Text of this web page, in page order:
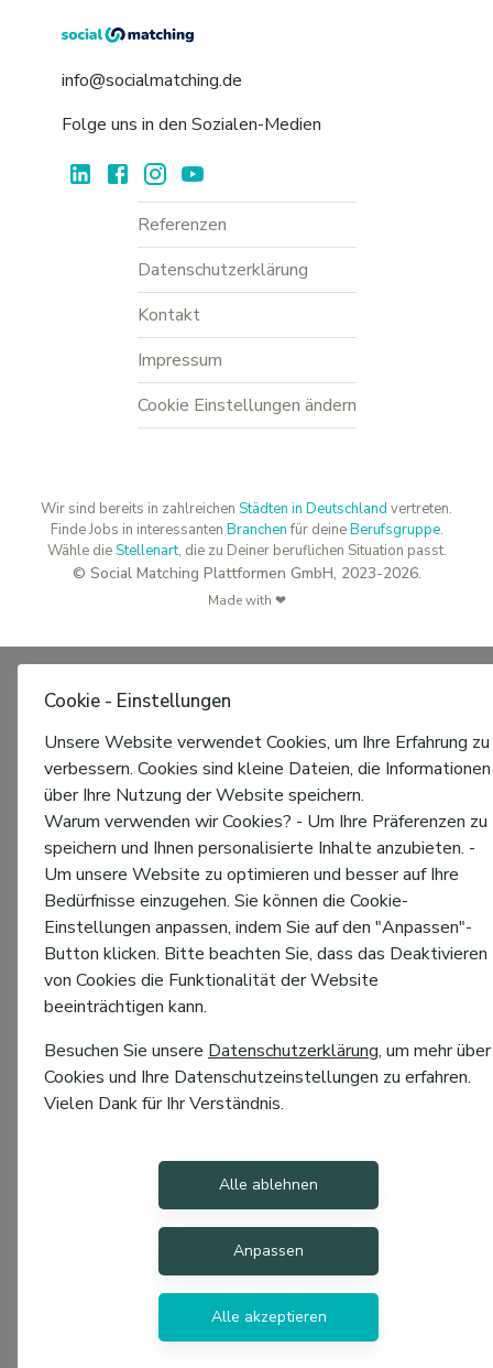
info@socialmatching.de
Folge uns in den Sozialen-Medien
Referenzen
Datenschutzerklärung
Kontakt
Impressum
Cookie Einstellungen ändern
Wir sind bereits in zahlreichen Städten in Deutschland vertreten.
Finde Jobs in interessanten Branchenfür deineBerufsgruppe.
Wähle dieStellenart, die zu Deiner beruflichen Situation passt.
© Social Matching Plattformen GmbH, 2023-2026.
Made with ❤
Cookie - Einstellungen
Unsere Website verwendet Cookies, um Ihre Erfahrung zu
verbessern. Cookies sind kleine Dateien, die Informationen
über Ihre Nutzung der Website speichern.
Warum verwenden wir Cookies? - Um Ihre Präferenzen zu
speichern und Ihnen personalisierte Inhalte anzubieten. -
Um unsere Website zu optimieren und besser auf Ihre
Bedürfnisse einzugehen. Sie können die Cookie-
Einstellungen anpassen, indem Sie auf den "Anpassen"-
Button klicken. Bitte beachten Sie, dass das Deaktivieren
von Cookies die Funktionalität der Website
beeinträchtigen kann.
Besuchen Sie unsere Datenschutzerklärung, um mehr über
Cookies und Ihre Datenschutzeinstellungen zu erfahren.
Vielen Dank für Ihr Verständnis.
Alle ablehnen
Anpassen
Alle akzeptieren